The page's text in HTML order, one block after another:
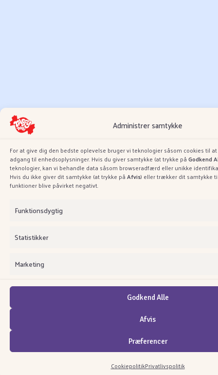
Administrer samtykke
For at give dig den bedste oplevelse bruger vi teknologier såsom cookies til
adgang til enhedsoplysninger. Hvis du giver samtykke (at trykke påGodkend
teknologier, kan vi behandle data såsom browseradfærd eller unikke
Hvis du ikke giver dit samtykke (at trykke påAfvis) eller trækker dit samtykke
funktioner blive påvirket negativt.
Funktionsdygtig
Statistikker
Marketing
Godkend Alle
Afvis
Præferencer
CookiepolitikPrivatlivspolitik